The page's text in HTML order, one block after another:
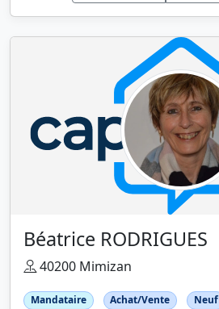
Béatrice RODRIGUES
40200 Mimizan
Mandataire Achat/Vente Neuf